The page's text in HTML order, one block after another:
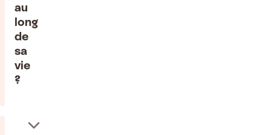
au
long
de
sa
vie
?